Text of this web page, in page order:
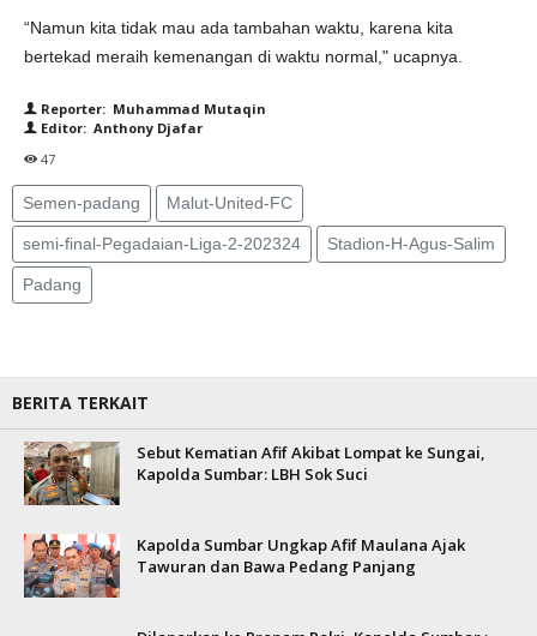
“Namun kita tidak mau ada tambahan waktu, karena kita
bertekad meraih kemenangan di waktu normal," ucapnya.
Reporter: Muhammad Mutaqin
Editor: Anthony Djafar
47
Semen-padang Malut-United-FC
semi-final-Pegadaian-Liga-2-202324 Stadion-H-Agus-Salim
Padang
BERITA TERKAIT
Sebut Kematian Afif Akibat Lompat ke Sungai,
Kapolda Sumbar: LBH Sok Suci
Kapolda Sumbar Ungkap Afif Maulana Ajak
Tawuran dan Bawa Pedang Panjang